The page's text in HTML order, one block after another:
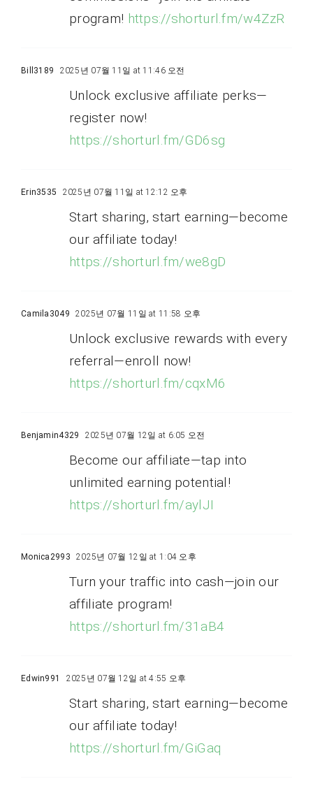
program! https://shorturl.fm/w4ZzR
Bill3189 2025년 07월 11일 at 11:46 오전
Unlock exclusive affiliate perks—
register now!
https://shorturl.fm/GD6sg
Erin3535 2025년 07월 11일 at 12:12 오후
Start sharing, start earning—become
our affiliate today!
https://shorturl.fm/we8gD
Camila3049 2025년 07월 11일 at 11:58 오후
Unlock exclusive rewards with every
referral—enroll now!
https://shorturl.fm/cqxM6
Benjamin4329 2025년 07월 12일 at 6:05 오전
Become our affiliate—tap into
unlimited earning potential!
https://shorturl.fm/aylJI
Monica2993 2025년 07월 12일 at 1:04 오후
Turn your traffic into cash—join our
affiliate program!
https://shorturl.fm/31aB4
Edwin991 2025년 07월 12일 at 4:55 오후
Start sharing, start earning—become
our affiliate today!
https://shorturl.fm/GiGaq